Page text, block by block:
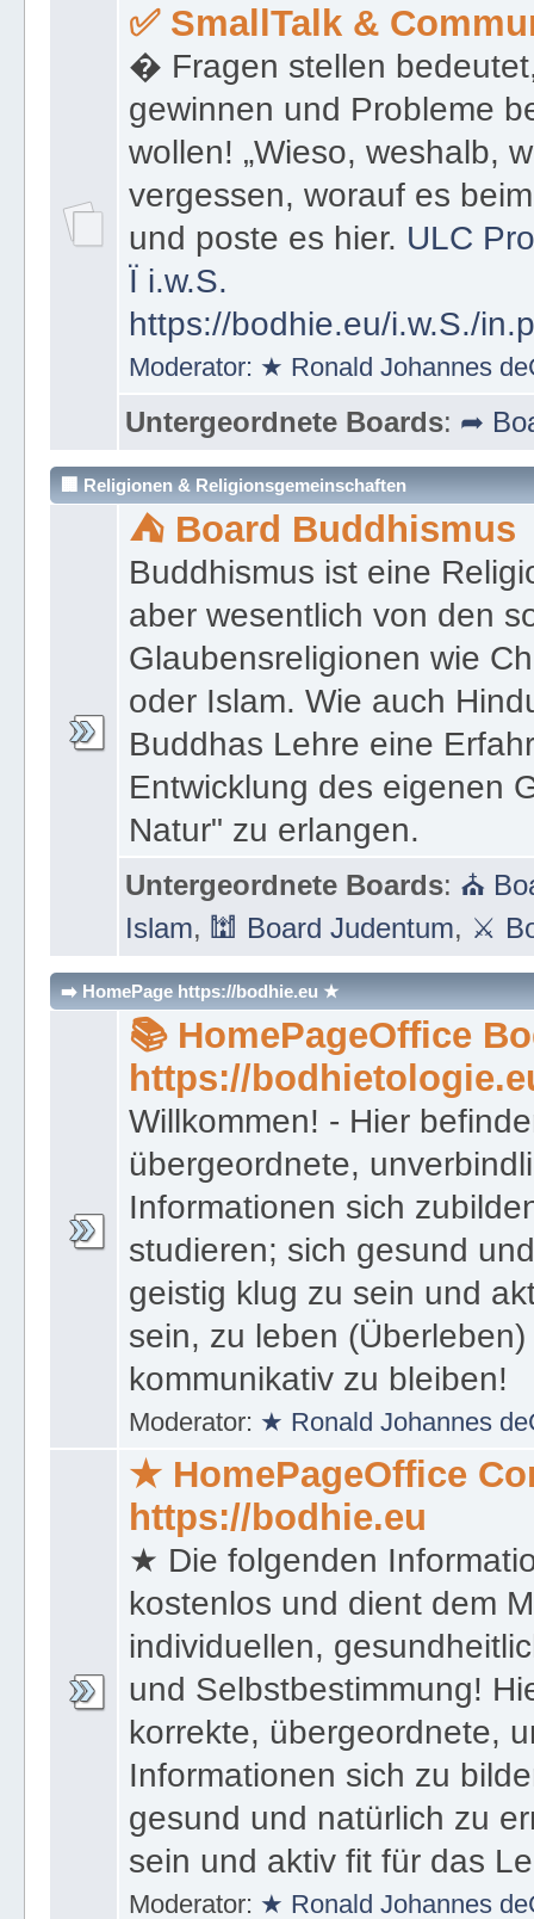
✅ SmallTalk &
� Fragen stellen
gewinnen und Probleme
wollen! „Wieso, weshalb,
vergessen, worauf es
und poste es hier. ULC
Ï i.w.S.
https://bodhie.eu/i.w.S./
Moderator: ★ Ronald Johannes
Untergeordnete Boards: ➦
🏢 Religionen & Religionsgemeinschaften
⛺ Board Buddhismus
Buddhismus ist eine
aber wesentlich von den
Glaubensreligionen wie
oder Islam. Wie auch
Buddhas Lehre eine
Entwicklung des eigenen
Natur" zu erlangen.
Untergeordnete Boards: ⛪
Islam, 🕍 Board Judentum, ⚔
➡️ HomePage https://bodhie.eu ★
📚 HomePageOffice
https://
Willkommen! - Hier
übergeordnete,
Informationen sich
studieren; sich gesund
geistig klug zu sein und
sein, zu leben
kommunikativ zu bleiben!
Moderator: ★ Ronald Johannes
★ HomePageOffice
https://bodhie.eu
★ Die folgenden
kostenlos und dient dem
individuellen,
und Selbstbestimmung!
korrekte, übergeordnete,
Informationen sich zu
gesund und natürlich zu
sein und aktiv fit für das
Moderator: ★ Ronald Johannes